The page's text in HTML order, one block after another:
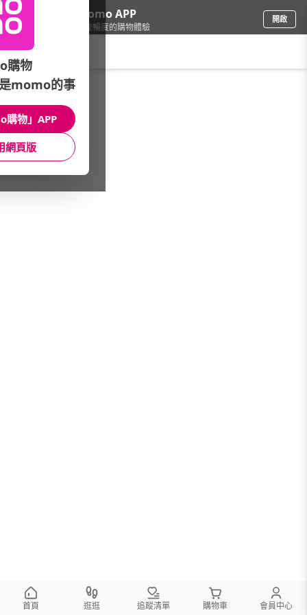
下載momo APP
給你3倍流暢度的購物體驗
開啟
品牌旗艦/FUJI/按摩系列
館長推薦 月銷量
首頁 逛逛 追蹤清單 購物車 會員中心
購物
momo的事
購物」APP
網頁版